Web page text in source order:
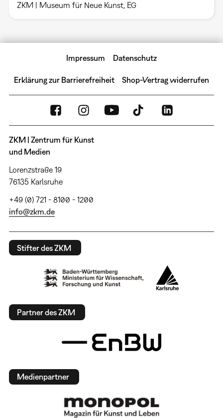
ZKM | Museum für Neue Kunst, EG
Impressum Datenschutz
Erklärung zur Barrierefreiheit Shop-Vertrag widerrufen
ZKM | Zentrum für Kunst
und Medien
Lorenzstraße 19
76135 Karlsruhe
+49 (0) 721 - 8100 - 1200
info@zkm.de
Stifter des ZKM
Partner des ZKM
Medienpartner